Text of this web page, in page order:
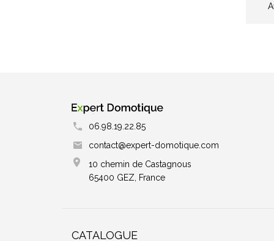
06.98.19.22.85
contact@expert-domotique.com
10 chemin de Castagnous
65400 GEZ, France
CATALOGUE